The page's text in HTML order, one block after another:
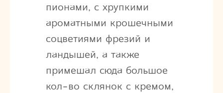
пионами, с хрупкими
ароматными крошечными
соцветиями фрезий и
ландышей, а также
примешал сюда большое
кол-во склянок с кремом,